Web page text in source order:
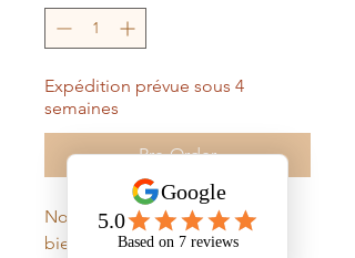
Expédition prévue sous 4
semaines
Pre-Order
Notre modèle Ocean Drive fait
bien évidement référence à